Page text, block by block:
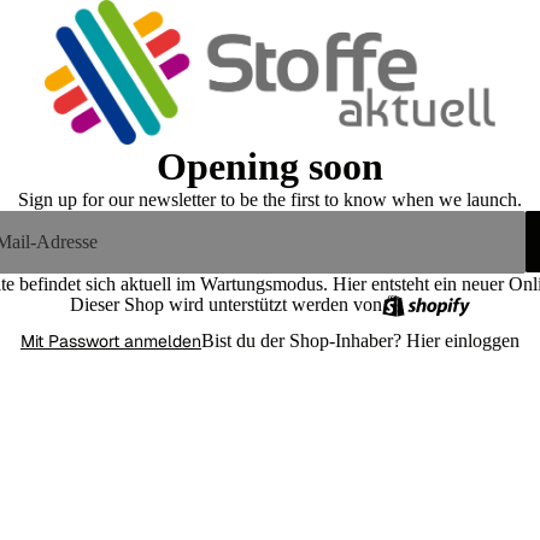
Opening soon
Sign up for our newsletter to be the first to know when we launch.
befindet sich aktuell im Wartungsmodus. Hier entsteht ein neuer
Dieser Shop wird unterstützt werden von
Mit Passwort anmeldenBist du der Shop-Inhaber? Hier einloggen